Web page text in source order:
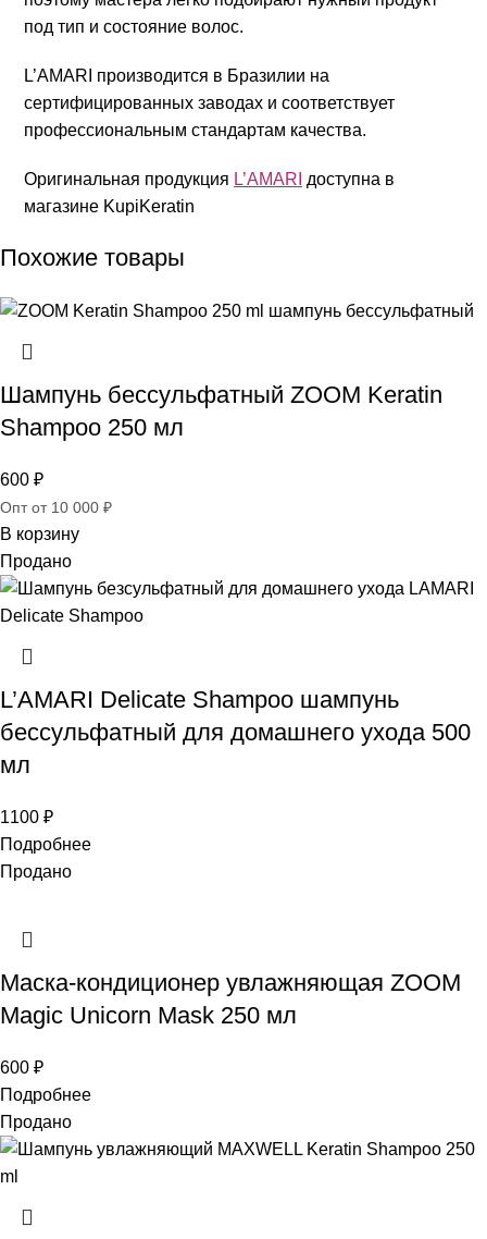
под тип и состояние волос.
L’AMARI производится в Бразилии на
сертифицированных заводах и соответствует
профессиональным стандартам качества.
Оригинальная продукция L’AMARI доступна в
магазине KupiKeratin
Похожие товары
Шампунь бессульфатный ZOOM Keratin
Shampoo 250 мл
600 ₽
Опт от 10 000 ₽
В корзину
Продано
L’AMARI Delicate Shampoo шампунь
бессульфатный для домашнего ухода 500
мл
1100 ₽
Подробнее
Продано
Маска-кондиционер увлажняющая ZOOM
Magic Unicorn Mask 250 мл
600 ₽
Подробнее
Продано